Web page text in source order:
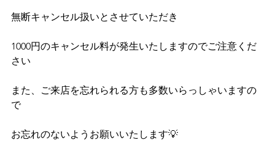
無断キャンセル扱いとさせていただき
1000円のキャンセル料が発生いたしますのでご注意くだ
さい
また、ご来店を忘れられる方も多数いらっしゃいますの
で
お忘れのないようお願いいたします💡